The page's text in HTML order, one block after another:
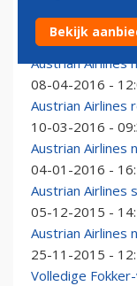
Van Trident tot
08-06-2016 -
Austrian Airlines
08-04-2016 -
Austrian Airlines
10-03-2016 -
Austrian Airlines
04-01-2016 -
Austrian Airlines
05-12-2015 -
Austrian Airlines
25-11-2015 -
Volledige
Bekijk